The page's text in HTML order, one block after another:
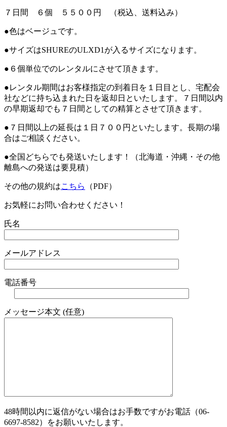
７日間 ６個 ５５００円 （税込、送料込み）
●色はベージュです。
●サイズはSHUREのULXD1が入るサイズになります。
●６個単位でのレンタルにさせて頂きます。
●レンタル期間はお客様指定の到着日を１日目とし、宅配会
社などに持ち込まれた日を返却日といたします。７日間以内
の早期返却でも７日間としての精算とさせて頂きます。
●７日間以上の延長は１日７００円といたします。長期の場
合はご相談ください。
●全国どちらでも発送いたします！（北海道・沖縄・その他
離島への発送は要見積）
その他の規約はこちら （PDF）
お気軽にお問い合わせください！
氏名
メールアドレス
電話番号
メッセージ本文 (任意)
48時間以内に返信がない場合はお手数ですがお電話（06-
6697-8582）をお願いいたします。